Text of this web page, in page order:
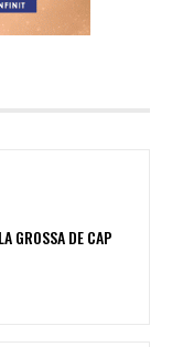
GROSSA DE CAP